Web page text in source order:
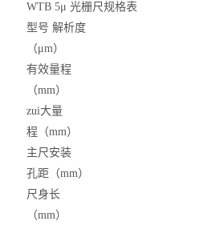
WTB 5μ 光栅尺规格表
型号 解析度
（μm）
有效量程
（mm）
zui大量
程（mm）
主尺安装
孔距（mm）
尺身长
（mm）